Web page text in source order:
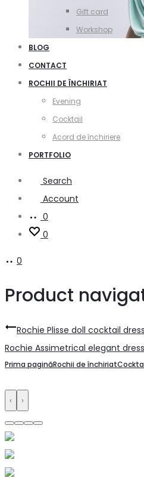
Gift card
Workshop
BLOG
CONTACT
ROCHII DE ÎNCHIRIAT
Evening
Cocktail
Acord de închiriere
PORTFOLIO
Search
Account
0
0
0
Product
Rochie Plisse doll cocktail dress
Rochie Assimetrical elegant dress
Prima paginăRochii de închiriat
‹ ›